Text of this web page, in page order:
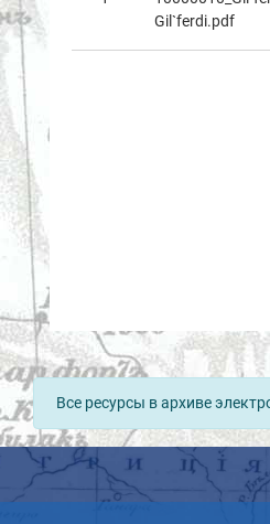
Gil`ferdi.pdf
Все ресурсы в архиве